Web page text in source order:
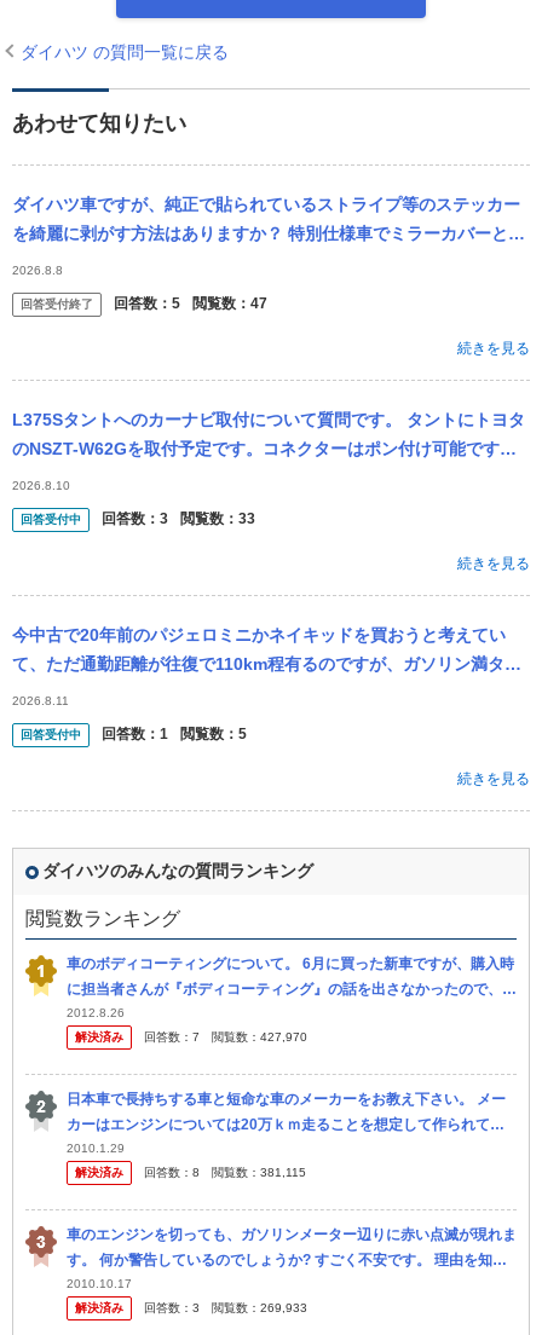
ダイハツ の質問一覧に戻る
あわせて知りたい
ダイハツ車ですが、純正で貼られているストライプ等のステッカー
を綺麗に剥がす方法はありますか？ 特別仕様車でミラーカバーとフ
ューエルタンクカバーにキャラクターのシールが貼られています。
これを剥が...
2026.8.8
回答受付終了 回答数： 5 閲覧数： 47
続きを見る
L375Sタントへのカーナビ取付について質問です。 タントにトヨタ
のNSZT-W62Gを取付予定です。コネクターはポン付け可能です
か？ また、GPSと地デジアンテナは別途必要ですか？
2026.8.10
回答受付中 回答数： 3 閲覧数： 33
続きを見る
今中古で20年前のパジェロミニかネイキッドを買おうと考えてい
て、ただ通勤距離が往復で110km程有るのですが、ガソリン満タン
で何日程持つと思いますか？
2026.8.11
回答受付中 回答数： 1 閲覧数： 5
続きを見る
ダイハツのみんなの質問ランキング
閲覧数ランキング
車のボディコーティングについて。 6月に買った新車ですが、購入時
に担当者さんが『ボディコーティング』の話を出さなかったので、僕
自身もボディコーティングについては忘れていたのですが 、これっ
てや...
2012.8.26
解決済み
回答数： 7 閲覧数： 427,970
日本車で長持ちする車と短命な車のメーカーをお教え下さい。 メー
カーはエンジンについては20万ｋｍ走ることを想定して作られてい
ると聞きます。 実際に車を所有されて寿命の短い車・長い車がある
と思い...
2010.1.29
解決済み
回答数： 8 閲覧数： 381,115
車のエンジンを切っても、ガソリンメーター辺りに赤い点滅が現れま
す。 何か警告しているのでしょうか? すごく不安です。 理由を知っ
ていましたら誰か教えて下さい！ 車の種類はダイハツの鹿がCMし
て...
2010.10.17
解決済み
回答数： 3 閲覧数： 269,933